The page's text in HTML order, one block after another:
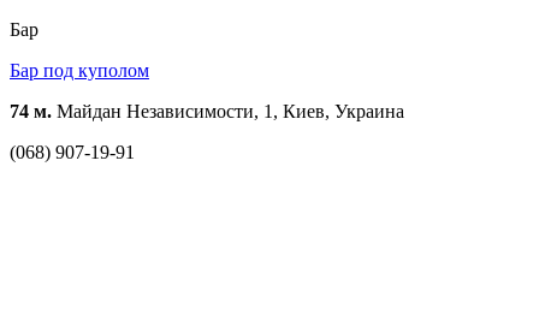
Бар
Бар под куполом
74 м. Майдан Независимости, 1, Киев, Украина
(068) 907-19-91